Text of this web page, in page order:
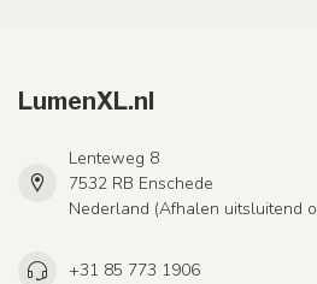
LumenXL.nl
Lenteweg 8
7532 RB Enschede
Nederland (Afhalen uitsluitend
+31 85 773 1906